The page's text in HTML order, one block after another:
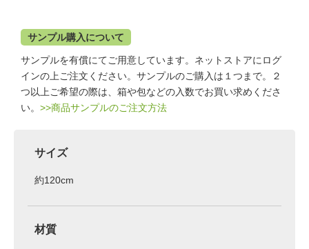
サンプル購入について
サンプルを有償にてご用意しています。ネットストアにログ
インの上ご注文ください。サンプルのご購入は１つまで。２
つ以上ご希望の際は、箱や包などの入数でお買い求めくださ
い。 >>商品サンプルのご注文方法
サイズ
約120cm
材質